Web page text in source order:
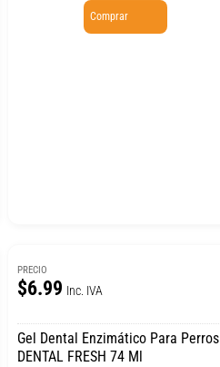
Comprar
PRECIO
$6.99 Inc. IVA
Gel Dental Enzimático Para Perros
DENTAL FRESH 74 Ml